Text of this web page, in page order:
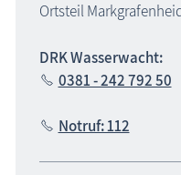
Ortsteil
DRK Wasserwacht:
0381 - 242 792 50
Notruf: 112